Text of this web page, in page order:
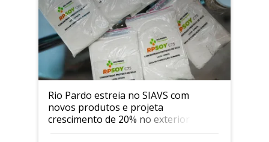
Rio Pardo estreia no SIAVS com
novos produtos e projeta
crescimento de 20% no exterior